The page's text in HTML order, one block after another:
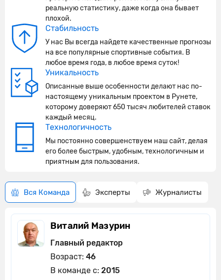
реальную статистику, даже когда она бывает
плохой.
Стабильность
У нас Вы всегда найдете качественные прогнозы
на все популярные спортивные события. В
любое время года, в любое время суток!
Технологичность
Мы постоянно совершенствуем наш сайт, делая
его более быстрым, удобным, технологичным и
приятным для пользования.
Уникальность
Описанные выше особенности делают нас по-
настоящему уникальным проектом в Рунете,
которому доверяют 650 тысяч любителей ставок
каждый месяц.
Вся Команда Эксперты Журналисты
Виталий Мазурин
Главный редактор
Возраст: 46
В команде с: 2015